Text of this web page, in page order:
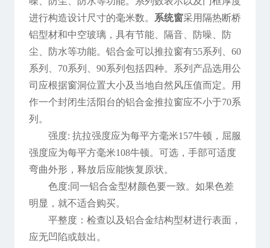
进行构造设计尺寸的毫米数。
系统窗采用隔热断桥
铝型材和中空玻璃，具有节能、隔音、防噪、防
尘、防水等功能。铝合金可以推拉窗有55系列、60
系列、70系列、90系列包括四种。系列产品选用公
司应根据窗洞位置大小及当地自然风压值而定。用
作一个封闭生活阳台的铝合金推拉窗应不小于70系
列。
强度: 抗拉强度应为每平方毫米157牛顿，屈服
强度应为每平方毫米108牛顿。可选，手部可适度
弯曲外形，释放后应能恢复原状。
色度:同一铝合金型材颜色要一致。如果色差
明显，就不适合购买。
平整度：检查以及铝合金结构型材进行表面，
应无凹陷或鼓出。